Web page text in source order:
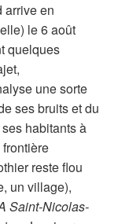
arrive en
le 6 août
quelques
une sorte
ses bruits et du
habitants à
reste flou
un village),
Saint-Nicolas-